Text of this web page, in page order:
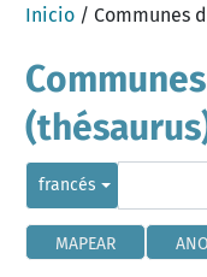
Inicio / Communes
francés
MAPEAR